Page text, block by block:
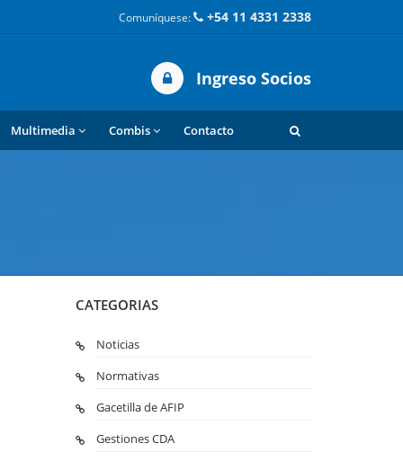
Comuníquese: +54 11 4331 2338
Ingreso Socios
Multimedia Combis Contacto
CATEGORIAS
Noticias
Normativas
Gacetilla de AFIP
Gestiones CDA